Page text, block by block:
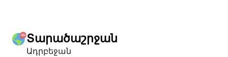
Տարածաշրջան
Ադրբեջան